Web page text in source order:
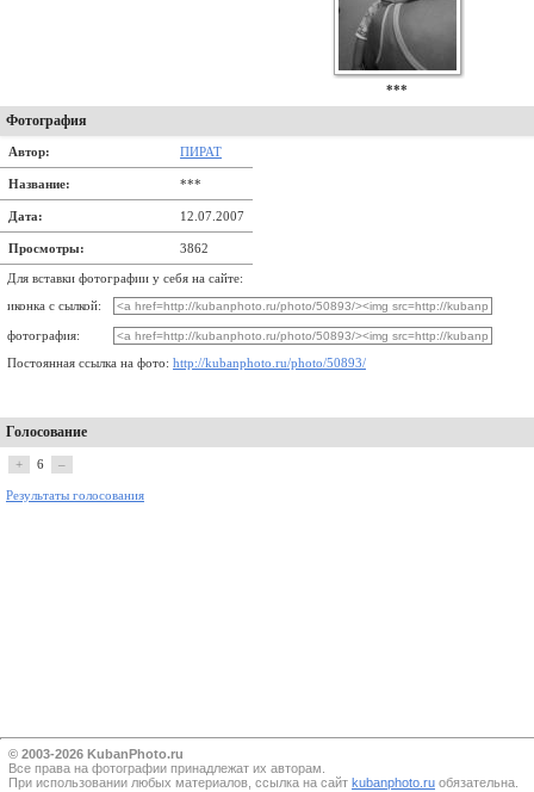
***
Фотография
Автор: ПИРАТ
Название: ***
Дата: 12.07.2007
Просмотры: 3862
Для вставки фотографии у себя на сайте:
иконка с сылкой:
фотография:
Постоянная ссылка на фото: http://kubanphoto.ru/photo/50893/
Голосование
+ 6 –
Результаты голосования
© 2003-2026 KubanPhoto.ru
Все прaва на фотографии принадлежат их авторам.
При использовании любых материалов, ссылка на сайт kubanphoto.ru обязательна.